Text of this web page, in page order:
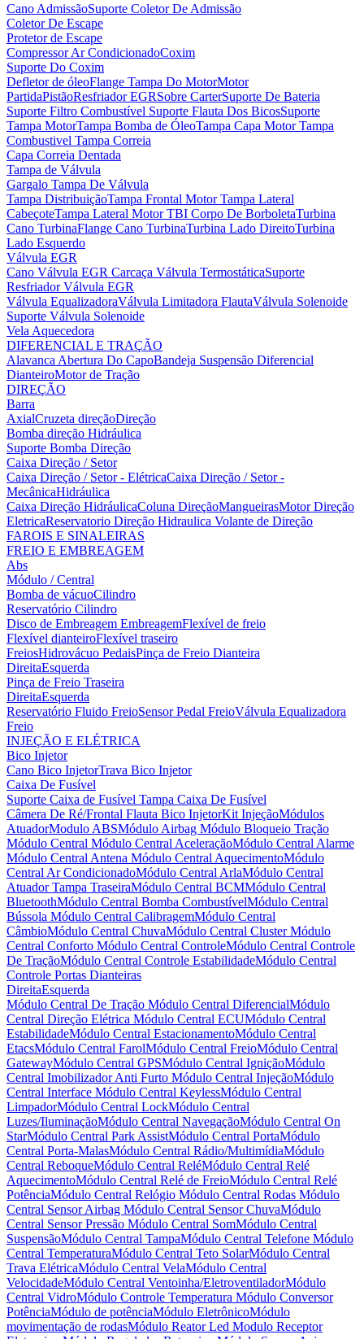
Cano AdmissãoSuporte Coletor De Admissão
Coletor De Escape
Protetor de Escape
Compressor Ar CondicionadoCoxim
Suporte Do Coxim
Defletor de óleoFlange Tampa Do MotorMotor
PartidaPistãoResfriador EGRSobre CarterSuporte De Bateria
Suporte Filtro Combustível Suporte Flauta Dos BicosSuporte
Tampa MotorTampa Bomba de ÓleoTampa Capa MotorTampa
Combustivel Tampa Correia
Capa Correia Dentada
Tampa de Válvula
Gargalo Tampa De Válvula
Tampa DistribuiçãoTampa Frontal MotorTampa Lateral
CabeçoteTampa Lateral MotorTBI Corpo De BorboletaTurbina
Cano TurbinaFlange Cano TurbinaTurbina Lado DireitoTurbina
Lado Esquerdo
Válvula EGR
Cano Válvula EGR Carcaça Válvula TermostáticaSuporte
Resfriador Válvula EGR
Válvula EqualizadoraVálvula Limitadora FlautaVálvula Solenoide
Suporte Válvula Solenoide
Vela Aquecedora
DIFERENCIAL E TRAÇÃO
Alavanca Abertura Do CapoBandeja Suspensão Diferencial
DianteiroMotor de Tração
DIREÇÃO
Barra
AxialCruzeta direçãoDireção
Bomba direção Hidráulica
Suporte Bomba Direção
Caixa Direção / Setor
Caixa Direção / Setor - ElétricaCaixa Direção / Setor -
MecânicaHidráulica
Caixa Direção HidráulicaColuna DireçãoMangueirasMotor Direção
EletricaReservatorio Direção Hidraulica Volante de Direção
FAROIS E SINALEIRAS
FREIO E EMBREAGEM
Abs
Módulo / Central
Bomba de vácuoCilindro
Reservatório Cilindro
Disco de Embreagem EmbreagemFlexível de freio
Flexível dianteiroFlexível traseiro
FreiosHidrovácuo PedaisPinça de Freio Dianteira
DireitaEsquerda
Pinça de Freio Traseira
DireitaEsquerda
Reservatório Fluido FreioSensor Pedal FreioVálvula Equalizadora
Freio
INJEÇÃO E ELÉTRICA
Bico Injetor
Cano Bico InjetorTrava Bico Injetor
Caixa De Fusível
Suporte Caixa de Fusível Tampa Caixa De Fusível
Câmera De Ré/Frontal Flauta Bico InjetorKit InjeçãoMódulos
AtuadorModulo ABSMódulo Airbag Módulo Bloqueio Tração
Módulo Central Módulo Central AceleraçãoMódulo Central Alarme
Módulo Central Antena Módulo Central AquecimentoMódulo
Central Ar CondicionadoMódulo Central ArlaMódulo Central
Atuador Tampa TraseiraMódulo Central BCMMódulo Central
BluetoothMódulo Central Bomba CombustívelMódulo Central
Bússola Módulo Central CalibragemMódulo Central
CâmbioMódulo Central ChuvaMódulo Central ClusterMódulo
Central Conforto Módulo Central ControleMódulo Central Controle
De TraçãoMódulo Central Controle EstabilidadeMódulo Central
Controle Portas Dianteiras
DireitaEsquerda
Módulo Central De Tração Módulo Central DiferencialMódulo
Central Direção Elétrica Módulo Central ECUMódulo Central
EstabilidadeMódulo Central EstacionamentoMódulo Central
EtacsMódulo Central FarolMódulo Central FreioMódulo Central
GatewayMódulo Central GPSMódulo Central IgniçãoMódulo
Central Imobilizador Anti Furto Módulo Central InjeçãoMódulo
Central Interface Módulo Central KeylessMódulo Central
LimpadorMódulo Central LockMódulo Central
Luzes/IluminaçãoMódulo Central NavegaçãoMódulo Central On
StarMódulo Central Park AssistMódulo Central PortaMódulo
Central Porta-MalasMódulo Central Rádio/MultimídiaMódulo
Central ReboqueMódulo Central ReléMódulo Central Relé
AquecimentoMódulo Central Relé de FreioMódulo Central Relé
PotênciaMódulo Central Relógio Módulo Central Rodas Módulo
Central Sensor Airbag Módulo Central Sensor ChuvaMódulo
Central Sensor Pressão Módulo Central SomMódulo Central
SuspensãoMódulo Central TampaMódulo Central Telefone Módulo
Central TemperaturaMódulo Central Teto SolarMódulo Central
Trava ElétricaMódulo Central VelaMódulo Central
VelocidadeMódulo Central Ventoinha/EletroventiladorMódulo
Central VidroMódulo Controle Temperatura Módulo Conversor
PotênciaMódulo de potênciaMódulo EletrônicoMódulo
movimentação de rodasMódulo Reator Led Modulo Receptor